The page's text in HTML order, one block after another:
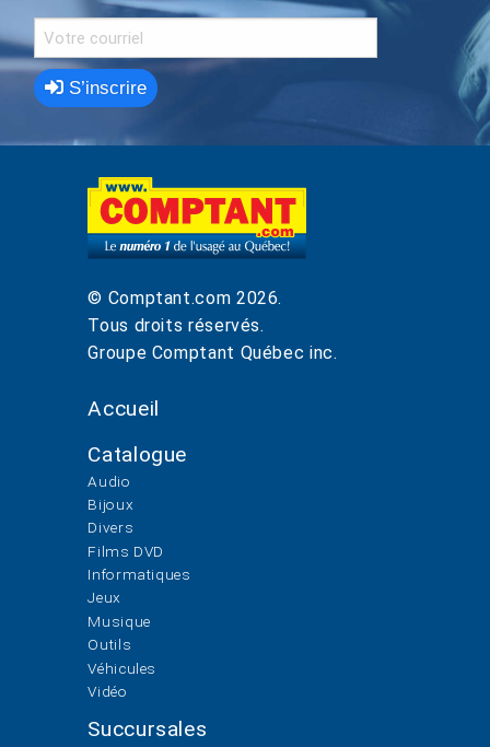
S’inscrire
© Comptant.com 2026.
Tous droits réservés.
Groupe Comptant Québec inc.
Accueil
Catalogue
Audio
Bijoux
Divers
Films DVD
Informatiques
Jeux
Musique
Outils
Véhicules
Vidéo
Succursales